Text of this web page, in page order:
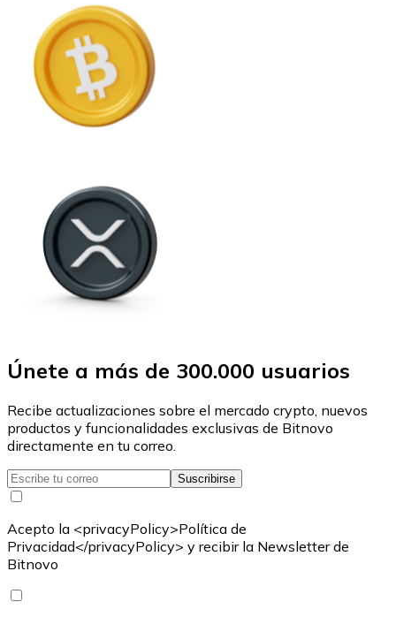
Únete a más de 300.000 usuarios
Recibe actualizaciones sobre el mercado crypto, nuevos
productos y funcionalidades exclusivas de Bitnovo
directamente en tu correo.
Suscribirse
Acepto la <privacyPolicy>Política de
Privacidad</privacyPolicy> y recibir la Newsletter de
Bitnovo